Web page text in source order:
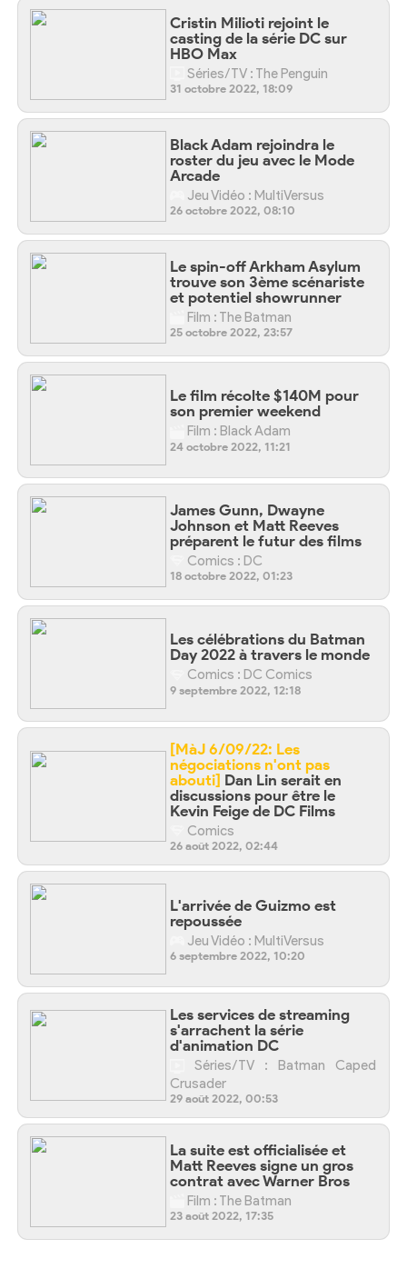
Cristin Milioti rejoint le
casting de la série DC sur
HBO Max
Séries/TV : The Penguin
31 octobre 2022, 18:09
Black Adam rejoindra le
roster du jeu avec le Mode
Arcade
Jeu Vidéo : MultiVersus
26 octobre 2022, 08:10
Le spin-off Arkham Asylum
trouve son 3ème scénariste
et potentiel showrunner
Film : The Batman
25 octobre 2022, 23:57
Le film récolte $140M pour
son premier weekend
Film : Black Adam
24 octobre 2022, 11:21
James Gunn, Dwayne
Johnson et Matt Reeves
préparent le futur des films
Comics : DC
18 octobre 2022, 01:23
Les célébrations du Batman
Day 2022 à travers le monde
Comics : DC Comics
9 septembre 2022, 12:18
[MàJ 6/09/22: Les
négociations n'ont pas
abouti] Dan Lin serait en
discussions pour être le
Kevin Feige de DC Films
Comics
26 août 2022, 02:44
L'arrivée de Guizmo est
repoussée
Jeu Vidéo : MultiVersus
6 septembre 2022, 10:20
Les services de streaming
s'arrachent la série
d'animation DC
Séries/TV : Batman Caped
Crusader
29 août 2022, 00:53
La suite est officialisée et
Matt Reeves signe un gros
contrat avec Warner Bros
Film : The Batman
23 août 2022, 17:35